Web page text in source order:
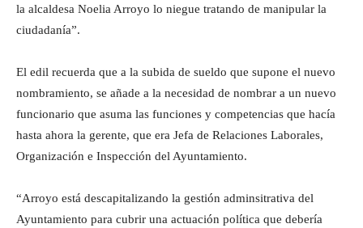
la alcaldesa Noelia Arroyo lo niegue tratando de manipular la
ciudadanía”.
El edil recuerda que a la subida de sueldo que supone el nuevo
nombramiento, se añade a la necesidad de nombrar a un nuevo
funcionario que asuma las funciones y competencias que hacía
hasta ahora la gerente, que era Jefa de Relaciones Laborales,
Organización e Inspección del Ayuntamiento.
“Arroyo está descapitalizando la gestión adminsitrativa del
Ayuntamiento para cubrir una actuación política que debería